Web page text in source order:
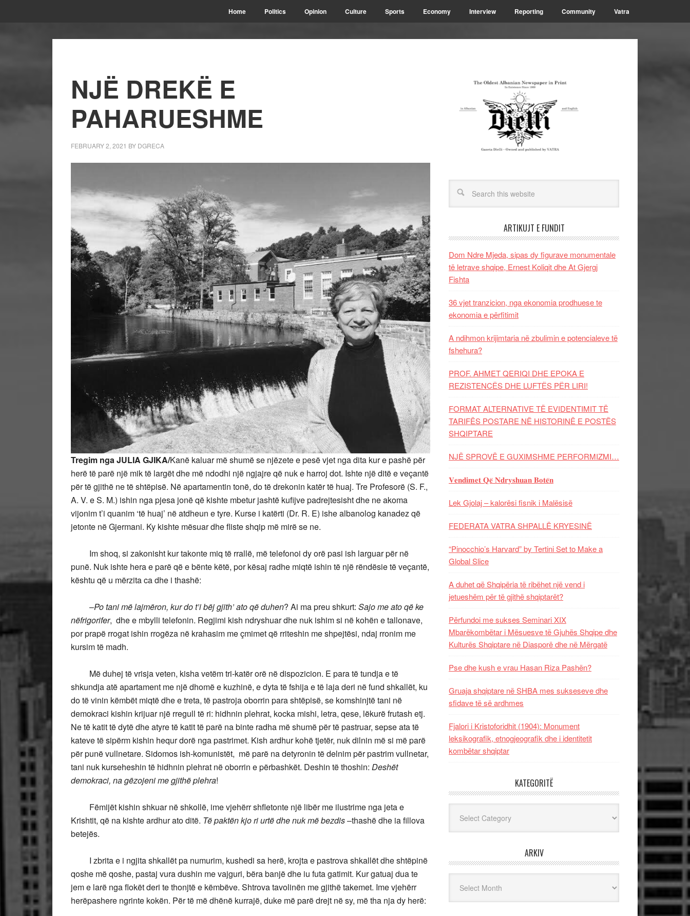
Home Politics Opinion Culture Sports Economy Interview Reporting Community Vatra
NJË DREKË E
PAHARUESHME
FEBRUARY 2, 2021 BY DGRECA
Tregim nga JULIA GJIKA/Kanë kaluar më shumë se njëzete e pesë vjet nga dita kur e pashë për
herë të parë një mik të largët dhe më ndodhi një ngjajre që nuk e harroj dot. Ishte një ditë e veçantë
për të gjithë ne të shtëpisë. Në apartamentin tonë, do të drekonin katër të huaj. Tre Profesorë (S. F.,
A. V. e S. M.) ishin nga pjesa jonë që kishte mbetur jashtë kufijve padrejtesisht dhe ne akoma
vijonim t’i quanim ‘të huaj’ në atdheun e tyre. Kurse i katërti (Dr. R. E) ishe albanolog kanadez që
jetonte në Gjermani. Ky kishte mësuar dhe fliste shqip më mirë se ne.
Im shoq, si zakonisht kur takonte miq të rrallë, më telefonoi dy orë pasi ish larguar për në
punë. Nuk ishte hera e parë që e bënte këtë, por kësaj radhe miqtë ishin të një rëndësie të veçantë,
kështu që u mërzita ca dhe i thashë:
–Po tani më lajmëron, kur do t’i bëj gjith’ ato që duhen? Ai ma preu shkurt: Sajo me ato qëke
nëfrigorifer, dhe e mbylli telefonin. Regjimi kish ndryshuar dhe nuk ishim si në kohën e tallonave,
por prapë rrogat ishin rrogëza në krahasim me çmimet që rriteshin me shpejtësi, ndaj rronim me
kursim të madh.
Më duhej të vrisja veten, kisha vetëm tri-katër orë në dispozicion. E para të tundja e të
shkundja atë apartament me një dhomë e kuzhinë, e dyta të fshija e të laja deri në fund shkallët, ku
do të vinin këmbët miqtë dhe e treta, të pastroja oborrin para shtëpisë, se komshinjtë tani në
demokraci kishin krijuar një rregull të ri: hidhnin plehrat, kocka mishi, letra, qese, lëkurë frutash etj.
Ne të katit të dytë dhe atyre të katit të parë na binte radha më shumë për të pastruar, sepse ata të
kateve të sipërm kishin hequr dorë nga pastrimet. Kish ardhur kohë tjetër, nuk dilnin më si më parë
për punë vullnetare. Sidomos ish-komunistët, më parë na detyronin të delnim për pastrim vullnetar,
tani nuk kurseheshin të hidhnin plehrat në oborrin e përbashkët. Deshin të thoshin: Deshët
demokraci, na gëzojeni me gjithë plehra!
Fëmijët kishin shkuar në shkollë, ime vjehërr shfletonte një libër me ilustrime nga jeta e
Krishtit, që na kishte ardhur ato ditë. Të paktën kjo ri urtë dhe nuk më bezdis–thashë dhe ia fillova
betejës.
I zbrita e i ngjita shkallët pa numurim, kushedi sa herë, krojta e pastrova shkallët dhe shtëpinë
qoshe më qoshe, pastaj vura dushin me vajguri, bëra banjë dhe iu futa gatimit. Kur gatuaj dua te
jem e larë nga flokët deri te thonjtë e këmbëve. Shtrova tavolinën me gjithë takemet. Ime vjehërr
herëpashere ngrinte kokën. Për të më dhënë kurrajë, duke më parë drejt në sy, më tha nja dy herë:
ARTIKUJT E FUNDIT
Dom Ndre Mjeda, sipas dy figurave monumentale
të letrave shqipe, Ernest Koliqit dhe At Gjergj
Fishta
36 vjet tranzicion, nga ekonomia prodhuese te
ekonomia e përfitimit
A ndihmon krijimtaria në zbulimin e potencialeve të
fshehura?
PROF. AHMET QERIQI DHE EPOKA E
REZISTENCЁS DHE LUFTЁS PЁR LIRI!
FORMAT ALTERNATIVE TË EVIDENTIMIT TË
TARIFËS POSTARE NË HISTORINË E POSTËS
SHQIPTARE
NJË SPROVË E GUXIMSHME PERFORMIZMI…
𝐕𝐞𝐧𝐝𝐢𝐦𝐞𝐭 𝐐𝐞̈ 𝐍𝐝𝐫𝐲𝐬𝐡𝐮𝐚𝐧 𝐁𝐨𝐭𝐞̈𝐧
Lek Gjolaj – kalorësi fisnik i Malësisë
FEDERATA VATRA SHPALLË KRYESINË
“Pinocchio’s Harvard” by Tertini Set to Make a
Global Slice
A duhet që Shqipëria të ribëhet një vend i
jetueshëm për të gjithë shqiptarët?
Përfundoi me sukses Seminari XIX
Mbarëkombëtar i Mësuesve të Gjuhës Shqipe dhe
Kulturës Shqiptare në Diasporë dhe në Mërgatë
Pse dhe kush e vrau Hasan Riza Pashën?
Gruaja shqiptare në SHBA mes sukseseve dhe
sfidave të së ardhmes
Fjalori i Kristoforidhit (1904): Monument
leksikografik, etnogjeografik dhe i identitetit
kombëtar shqiptar
KATEGORITË
ARKIV